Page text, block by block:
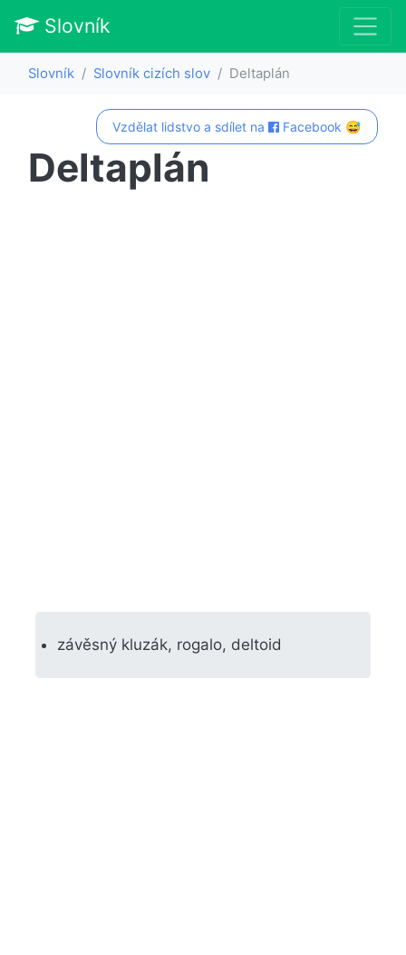
Slovník
Slovník Slovník cizích slov Deltaplán
Vzdělat lidstvo a sdílet na Facebook 😅
Deltaplán
závěsný kluzák, rogalo, deltoid